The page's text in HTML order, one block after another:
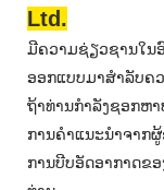
Ltd.
ມີຄວາມຊ່ຽວຊານໃນ
ອອກແບບມາສໍາລັບຄ
ຖ້າທ່ານກໍາລັງຊອກຫາ
ການຄໍາແນະນໍາຈາກ
ການບີບອັດອາກາດຂ